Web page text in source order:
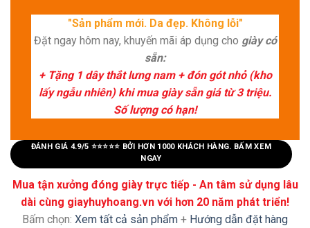
"Sản phẩm mới. Da đẹp. Không lỗi"
Đặt ngay hôm nay, khuyến mãi áp dụng cho giày có
sẵn:
+ Tặng 1 dây thắt lưng nam + đón gót nhỏ (kho
lấy ngẫu nhiên) khi mua giày sẵn giá từ 3 triệu.
Số lượng có hạn!
ĐÁNH GIÁ 4.9/5 ⭐⭐⭐⭐⭐ BỞI HƠN 1000 KHÁCH HÀNG. BẤM XEM
NGAY
Mua tận xưởng đóng giày trực tiếp - An tâm sử dụng lâu
dài cùng giayhuyhoang.vn với hơn 20 năm phát triển!
Bấm chọn: Xem tất cả sản phẩm + Hướng dẫn đặt hàng